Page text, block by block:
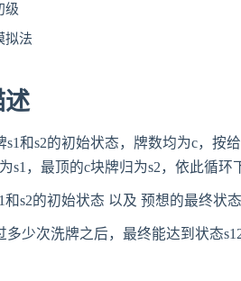
级
拟法
述
s1和s2的初始状态，牌数均为c，按
s1，最顶的c块牌归为s2，依此循环
和s2的初始状态 以及 预想的最终状
多少次洗牌之后，最终能达到状态